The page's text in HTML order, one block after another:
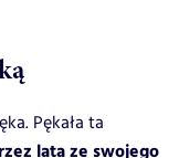
Pękała ta
lata ze swojego